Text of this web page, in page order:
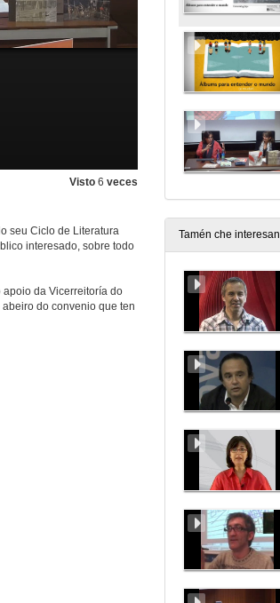
Visto 6 veces
seu Ciclo de Literatura
interesado, sobre todo
apoio da Vicerreitoría do
do convenio que ten
Tamén che interesan